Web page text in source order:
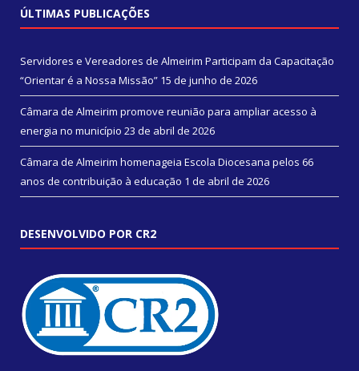
ÚLTIMAS PUBLICAÇÕES
Servidores e Vereadores de Almeirim Participam da Capacitação
“Orientar é a Nossa Missão” 15 de junho de 2026
Câmara de Almeirim promove reunião para ampliar acesso à
energia no município 23 de abril de 2026
Câmara de Almeirim homenageia Escola Diocesana pelos 66
anos de contribuição à educação 1 de abril de 2026
DESENVOLVIDO POR CR2